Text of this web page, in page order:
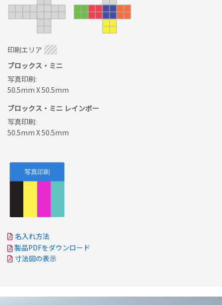
印刷エリア
ブロックス・ミニ
写真印刷:
50.5mm X 50.5mm
ブロックス・ミニ レインボー
写真印刷:
50.5mm X 50.5mm
名入れ方法
製品PDFをダウンロード
寸法図の表示